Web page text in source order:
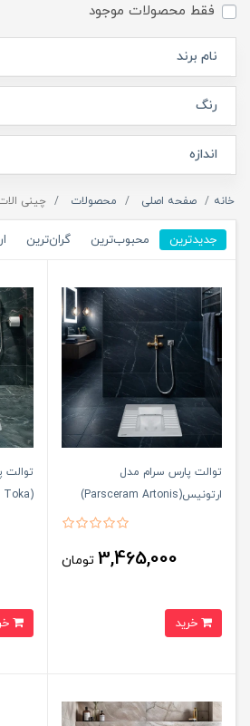
فقط محصولات موجود
نام برند
رنگ
اندازه
خانه صفحه اصلی محصولات چینی
جدیدترین محبوب‌ترین گران‌ترین
توالت پارس سرام مدل
ارتونیس(Parsceram Artonis)
3,465,000 تومان
توالت
(Parsceram Toka)